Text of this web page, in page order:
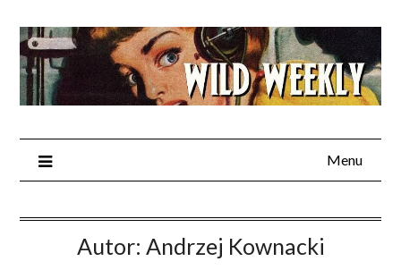
content
Menu
Autor: Andrzej Kownacki